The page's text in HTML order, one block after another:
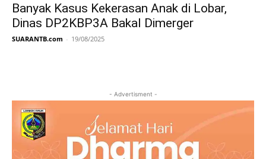
Banyak Kasus Kekerasan Anak di Lobar,
Dinas DP2KBP3A Bakal Dimerger
SUARANTB.com - 19/08/2025
- Advertisment -